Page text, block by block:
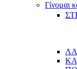
Γίνομαι